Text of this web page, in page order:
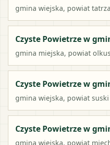
gmina wiejska, powiat
Czyste Powietrze w
gmina miejska, powiat
Czyste Powietrze w
gmina wiejska, powiat suski
Czyste Powietrze w
gmina wiejska, powiat